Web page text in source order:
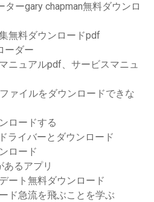
ーgary chapman無料ダウンロ
無料ダウンロードpdf
ーダー
ニュアルpdf、サービスマニュ
ァイルをダウンロードできな
ロードする
ライバーとダウンロード
ロード
るアプリ
ート無料ダウンロード
ド急流を飛ぶことを学ぶ